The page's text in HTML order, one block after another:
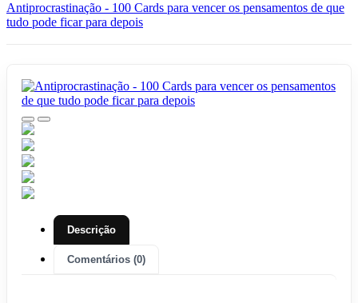
Antiprocrastinação - 100 Cards para vencer os pensamentos de que
tudo pode ficar para depois
Descrição
Comentários (0)